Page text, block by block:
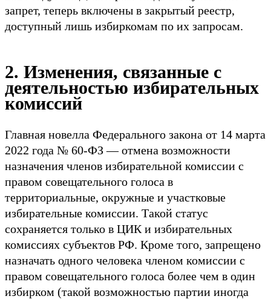
запрет, теперь включены в закрытый реестр,
доступный лишь избиркомам по их запросам.
2. Изменения, связанные с
деятельностью избирательных
комиссий
Главная новелла Федерального закона от 14 марта
2022 года № 60-ФЗ — отмена возможности
назначения членов избирательной комиссии с
правом совещательного голоса в
территориальные, окружные и участковые
избирательные комиссии. Такой статус
сохраняется только в ЦИК и избирательных
комиссиях субъектов РФ. Кроме того, запрещено
назначать одного человека членом комиссии с
правом совещательного голоса более чем в один
избирком (такой возможностью партии иногда